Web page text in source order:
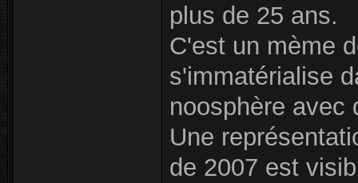
plus de 25 ans.
C'est un mème
s'immatérialise
noosphère avec
Une
de 2007 est